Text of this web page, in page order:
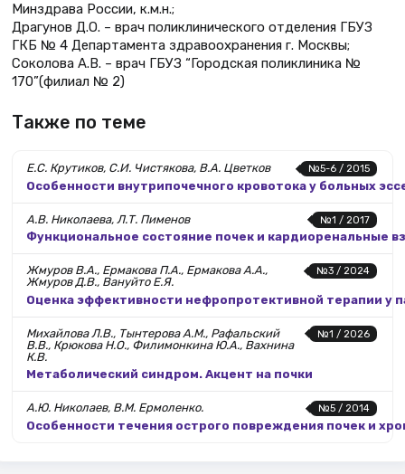
Минздрава России, к.м.н.;
Драгунов Д.О. – врач поликлинического отделения ГБУЗ
ГКБ № 4 Департамента здравоохранения г. Москвы;
Соколова А.В. – врач ГБУЗ “Городская поликлиника №
170”(филиал № 2)
Также по теме
№5-6 / 2015
Е.С. Крутиков, С.И. Чистякова, В.А. Цветков
Особенности внутрипочечного кровотока у больных
№1 / 2017
А.В. Николаева, Л.Т. Пименов
Функциональное состояние почек и кардиоренальные
№3 / 2024
Жмуров В.А., Ермакова П.А., Ермакова А.А.,
Жмуров Д.В., Вануйто Е.Я.
Оценка эффективности нефропротективной терапии у
№1 / 2026
Михайлова Л.В., Тынтерова А.М., Рафальский
В.В., Крюкова Н.О., Филимонкина Ю.А., Вахнина
К.В.
Метаболический синдром. Акцент на почки
№5 / 2014
А.Ю. Николаев, В.М. Ермоленко.
Особенности течения острого повреждения почек и